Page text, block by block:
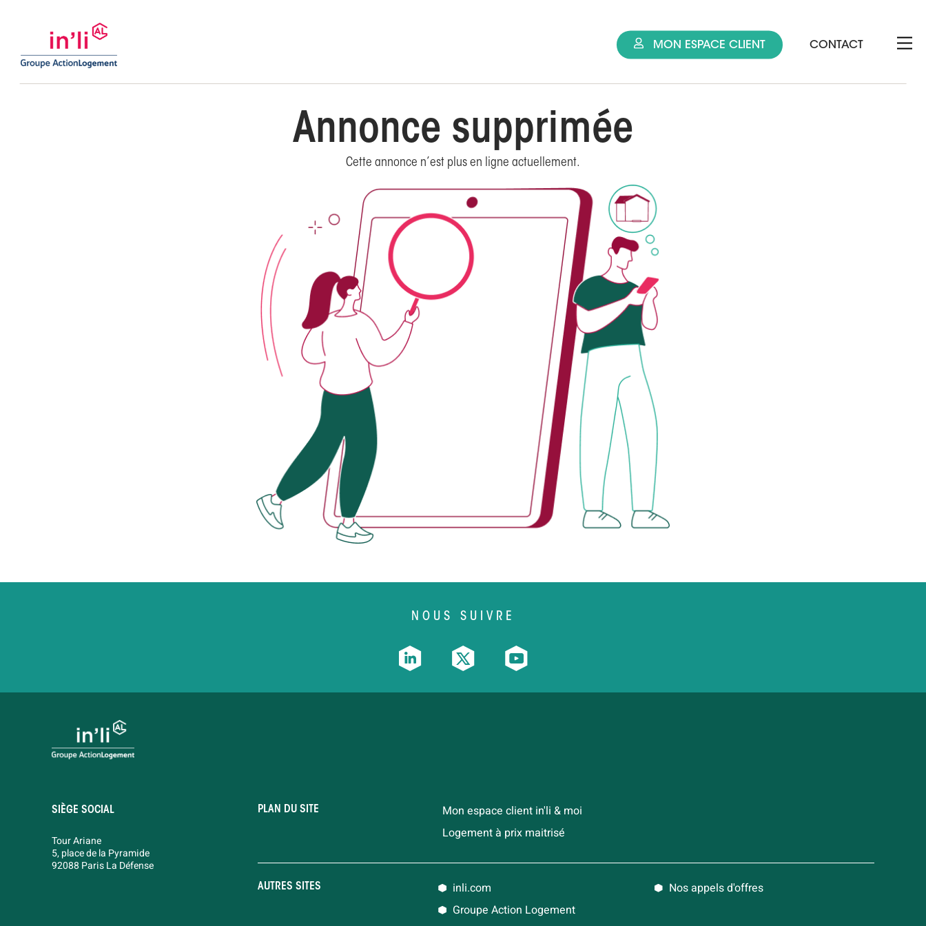
MON ESPACE CLIENT CONTACT
Annonce supprimée
Cette annonce n’est plus en ligne actuellement.
NOUS SUIVRE
SIÈGE SOCIAL
Tour Ariane
5, place de la Pyramide
92088 Paris La Défense
PLAN DU SITE
Mon espace client in'li & moi
Logement à prix maitrisé
AUTRES SITES inli.com
Nos appels d'offres
Groupe Action Logement